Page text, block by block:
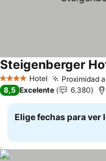
4 EstrellasHotel Proximidad
Steigenberger
8,5 Excelente 6.380
Elige fechas para ver